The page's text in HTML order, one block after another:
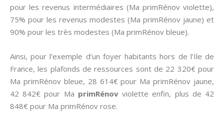
pour les revenus intermédiaires (Ma primRénov violette),
75% pour les revenus modestes (Ma primRénov jaune) et
90% pour les très modestes (Ma primRénov bleue).
Ainsi, pour l’exemple d’un foyer habitants hors de l’Ile de
France, les plafonds de ressources sont de 22 320€ pour
Ma primRénov bleue, 28 614€ pour Ma primRénov jaune,
42 842€ pour Ma primRénovviolette enfin, plus de 42
848€ pour Ma primRénov rose.